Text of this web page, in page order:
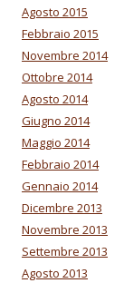
Agosto 2015
Febbraio 2015
Novembre 2014
Ottobre 2014
Agosto 2014
Giugno 2014
Maggio 2014
Febbraio 2014
Gennaio 2014
Dicembre 2013
Novembre 2013
Settembre 2013
Agosto 2013